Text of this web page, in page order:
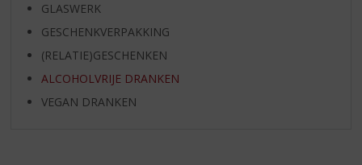
GLASWERK
GESCHENKVERPAKKING
(RELATIE)GESCHENKEN
ALCOHOLVRIJE DRANKEN
VEGAN DRANKEN